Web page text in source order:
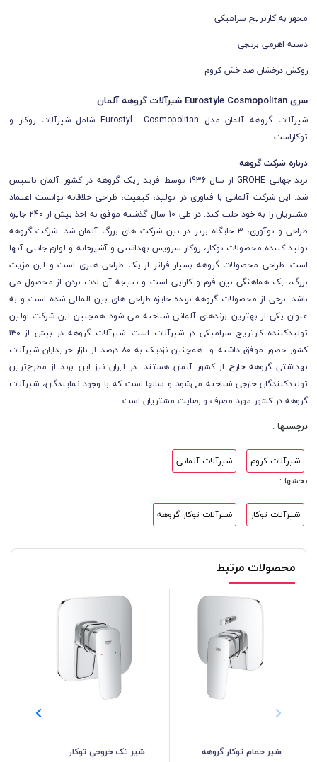
مجهز به کارتریج سرامیکی
دسته اهرمی برنجی
روکش درخشان ضد خش کروم
سری Eurostyle Cosmopolitan شیرآلات گروهه آلمان
شیرآلات گروهه آلمان مدل Eurostyl Cosmopolitan شامل شیرآلات روکار و
توکاراست.
درباره شرکت گروهه
برند جهانی GROHE از سال 1936 توسط فرید ریک گروهه در کشور آلمان تاسیس
شد. این شرکت آلمانی با فناوری در تولید، کیفیت، طراحی خلاقانه توانست اعتماد
مشتریان را به خود جلب کند. در طی 10 سال گذشته موفق به اخذ بیش از 240 جایزه
طراحی و نوآوری، 3 جایگاه برتر در بین شرکت های بزرگ آلمان شد. شرکت گروهه
تولید کننده محصولات توکار، روکار سرویس بهداشتی و آشپزخانه و لوازم جانبی آنها
است. طراحی محصولات گروهه بسیار فراتر از یک طراحی هنری است و این مزیت
بزرگ، یک هماهنگی بین فرم و کارایی است و نتیجه آن لذت بردن از محصول می
باشد. برخی از محصولات گروهه برنده جایزه طراحی های بین المللی شده است و به
عنوان یکی از بهترین برندهای آلمانی شناخته می شود همچنین این شرکت اولین
تولیدکننده کارتریج سرامیکی در شیرآلات است. شیرآلات گروهه در بیش از ۱۳۰
کشور حضور موفق داشته و همچنین نزدیک به ۸۰ درصد از بازار خریداران شیرآلات
بهداشتی گروهه خارج از کشور آلمان هستند. در ایران نیز این برند از مطرح‌ترین
تولیدکنندگان خارجی شناخته می‌شود و سالها است که با وجود نمایندگان، شیرآلات
گروهه در کشور مورد مصرف و رضایت مشتریان است.
برچسبها :
شیرآلات کروم
شیرآلات آلمانی
بخشها :
شیرآلات توکار شیرآلات توکار گروهه
محصولات مرتبط
شیر حمام توکار گروهه
شیر تک خروجی توکار